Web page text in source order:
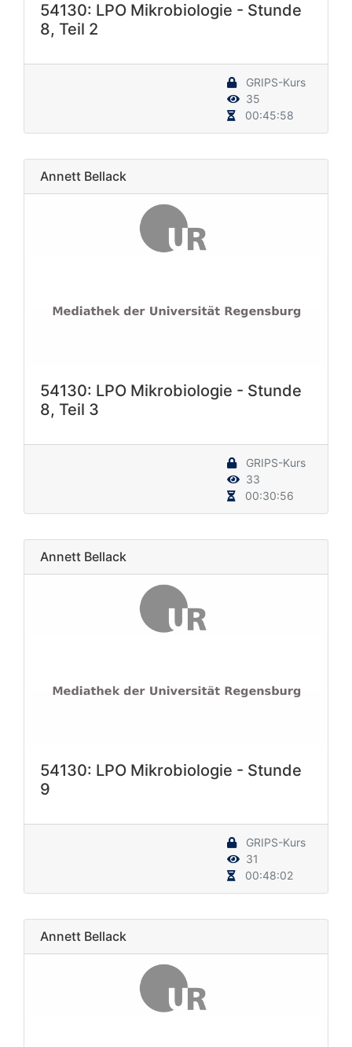
54130: LPO Mikrobiologie - Stunde
8, Teil 2
GRIPS-Kurs
35
00:45:58
Annett Bellack
54130: LPO Mikrobiologie - Stunde
8, Teil 3
GRIPS-Kurs
33
00:30:56
Annett Bellack
54130: LPO Mikrobiologie - Stunde
9
GRIPS-Kurs
31
00:48:02
Annett Bellack